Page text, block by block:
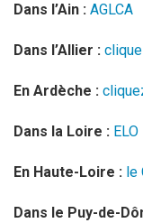
Dans l’Ain : AGLCA
Dans l’Allier :
En Ardèche :
Dans la Loire : ELO
En Haute-Loire : le
Dans le Puy-de-